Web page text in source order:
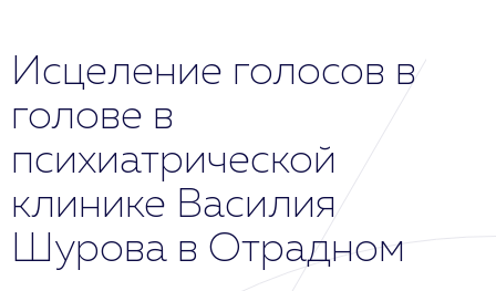
Исцеление голосов в
голове в
психиатрической
клинике Василия
Шурова в Отрадном